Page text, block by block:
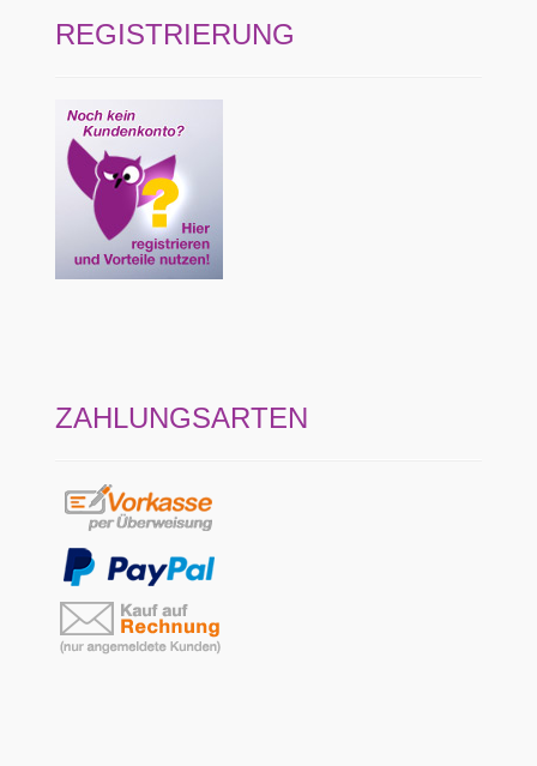
REGISTRIERUNG
ZAHLUNGSARTEN